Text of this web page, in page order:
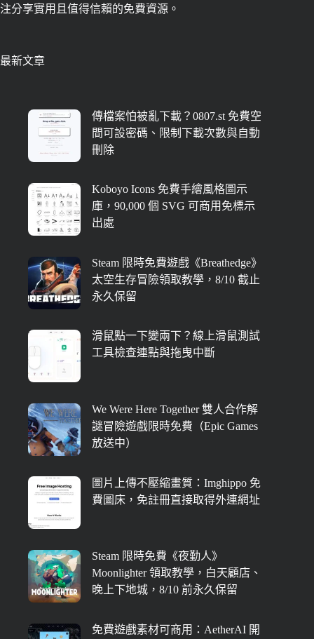
注分享實用且值得信賴的免費資源。
最新文章
傳檔案怕被亂下載？0807.st 免費空
間可設密碼、限制下載次數與自動
刪除
Koboyo Icons 免費手繪風格圖示
庫，90,000 個 SVG 可商用免標示
出處
Steam 限時免費遊戲《Breathedge》
太空生存冒險領取教學，8/10 截止
永久保留
滑鼠點一下變兩下？線上滑鼠測試
工具檢查連點與拖曳中斷
We Were Here Together 雙人合作解
謎冒險遊戲限時免費（Epic Games
放送中）
圖片上傳不壓縮畫質：Imghippo 免
費圖床，免註冊直接取得外連網址
Steam 限時免費《夜勤人》
Moonlighter 領取教學，白天顧店、
晚上下地城，8/10 前永久保留
免費遊戲素材可商用：AetherAI 開